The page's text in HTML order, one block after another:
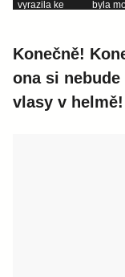
Konečně!
ona si
vlasy v helmě!